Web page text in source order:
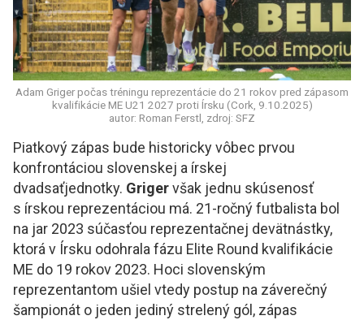
Adam Griger počas tréningu reprezentácie do 21 rokov pred zápasom
kvalifikácie ME U21 2027 proti Írsku (Cork, 9.10.2025)
autor: Roman Ferstl, zdroj: SFZ
Piatkový zápas bude historicky vôbec prvou
konfrontáciou slovenskej a írskej
dvadsaťjednotky. Grigervšak jednu skúsenosť
s írskou reprezentáciou má. 21-ročný futbalista bol
na jar 2023 súčasťou reprezentačnej devätnástky,
ktorá v Írsku odohrala fázu Elite Round kvalifikácie
ME do 19 rokov 2023. Hoci slovenským
reprezentantom ušiel vtedy postup na záverečný
šampionát o jeden jediný strelený gól, zápas